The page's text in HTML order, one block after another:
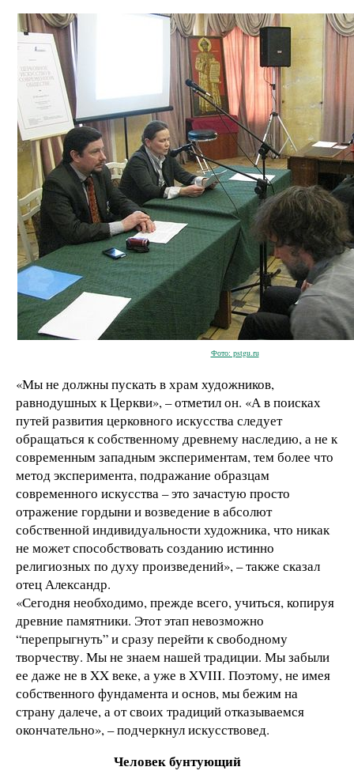
Фото: pstgu.ru
«Мы не должны пускать в храм художников,
равнодушных к Церкви», – отметил он. «А в поисках
путей развития церковного искусства следует
обращаться к собственному древнему наследию, а не к
современным западным экспериментам, тем более что
метод эксперимента, подражание образцам
современного искусства – это зачастую просто
отражение гордыни и возведение в абсолют
собственной индивидуальности художника, что никак
не может способствовать созданию истинно
религиозных по духу произведений», – также сказал
отец Александр.
«Сегодня необходимо, прежде всего, учиться, копируя
древние памятники. Этот этап невозможно
“перепрыгнуть” и сразу перейти к свободному
творчеству. Мы не знаем нашей традиции. Мы забыли
ее даже не в XX веке, а уже в XVIII. Поэтому, не имея
собственного фундамента и основ, мы бежим на
страну далече, а от своих традиций отказываемся
окончательно», – подчеркнул искусствовед.
Человек бунтующий